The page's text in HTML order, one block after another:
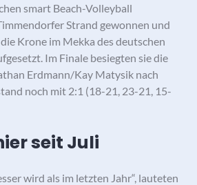
smart Beach-Volleyball
Strand gewonnen und
Krone im Mekka des deutschen
Im Finale besiegten sie die
Erdmann/Kay Matysik nach
noch mit 2:1 (18-21, 23-21, 15-
seit Juli
wird als im letzten Jahr“, lauteten